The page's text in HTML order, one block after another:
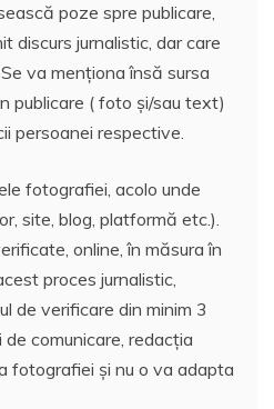
poze spre publicare,
discurs jurnalistic, dar care
va menționa însă sursa
publicare ( foto și/sau text)
persoanei respective.
fotografiei, acolo unde
site, blog, platformă etc.).
online, în măsura în
proces jurnalistic,
de verificare din minim 3
de comunicare, redacția
fotografiei și nu o va adapta